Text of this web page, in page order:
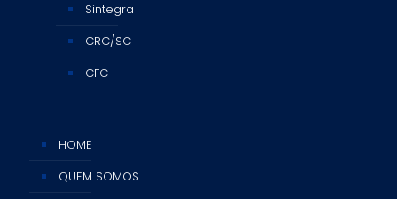
Sintegra
CRC/SC
CFC
HOME
QUEM SOMOS